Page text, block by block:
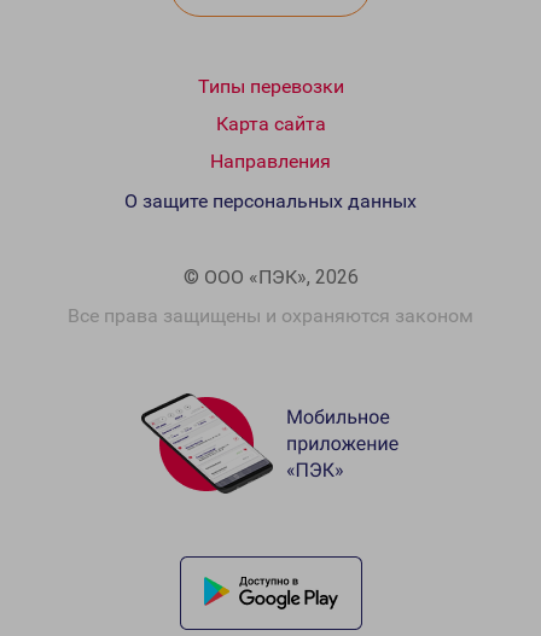
Типы перевозки
Карта сайта
Направления
© ООО «ПЭК», 2026
Все права защищены и охраняются законом
О защите персональных данных